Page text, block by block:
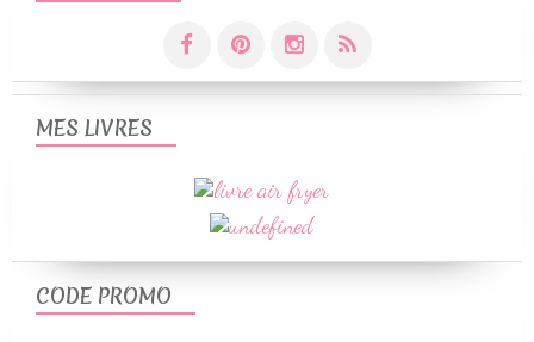
MES LIVRES
CODE PROMO